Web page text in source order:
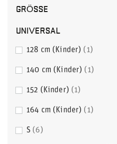
GRÖSSE
UNIVERSAL
128 cm (Kinder) 1
140 cm (Kinder) 1
152 (Kinder) 1
164 cm (Kinder) 1
S 6